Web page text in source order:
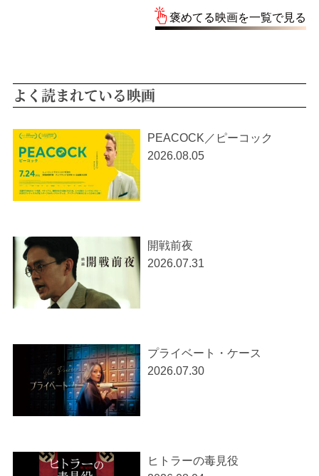
褒めてる映画を一覧で見る
よく読まれている映画
PEACOCK／ピーコック
2026.08.05
開戦前夜
2026.07.31
プライベート・ケース
2026.07.30
ヒトラーの毒見役